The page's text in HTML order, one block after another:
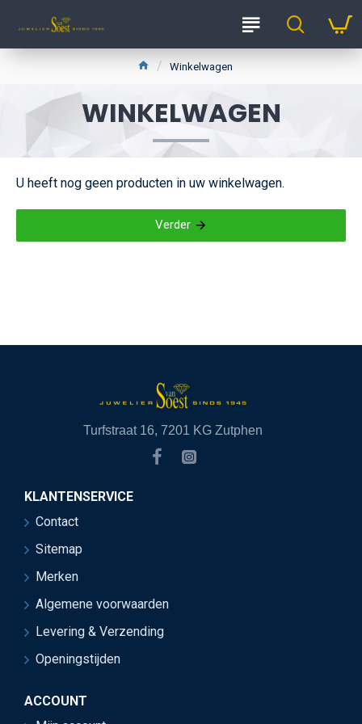
Winkelwagen
WINKELWAGEN
U heeft nog geen producten in uw winkelwagen.
Verder
Turfstraat 16, 7201 KG Zutphen
KLANTENSERVICE
Contact
Sitemap
Merken
Algemene voorwaarden
Levering & Verzending
Openingstijden
ACCOUNT